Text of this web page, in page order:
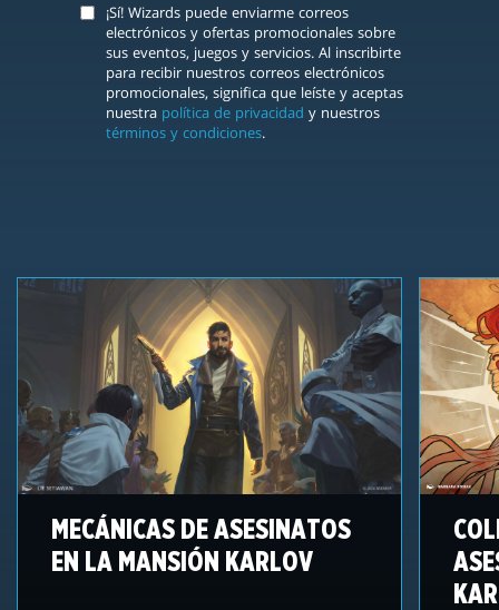
¡Sí! Wizards puede enviarme correos
electrónicos y ofertas promocionales sobre
sus eventos, juegos y servicios. Al inscribirte
para recibir nuestros correos electrónicos
promocionales, significa que leíste y aceptas
nuestra política de privacidad y nuestros
términos y condiciones.
MECÁNICAS DE ASESINATOS
EN LA MANSIÓN KARLOV